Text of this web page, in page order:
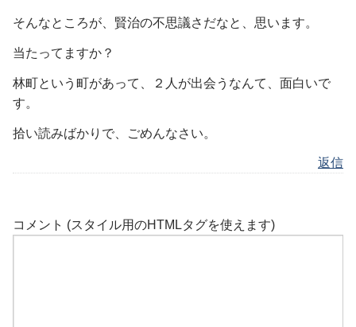
そんなところが、賢治の不思議さだなと、思います。
当たってますか？
林町という町があって、２人が出会うなんて、面白いで
す。
拾い読みばかりで、ごめんなさい。
返信
コメント (スタイル用のHTMLタグを使えます)